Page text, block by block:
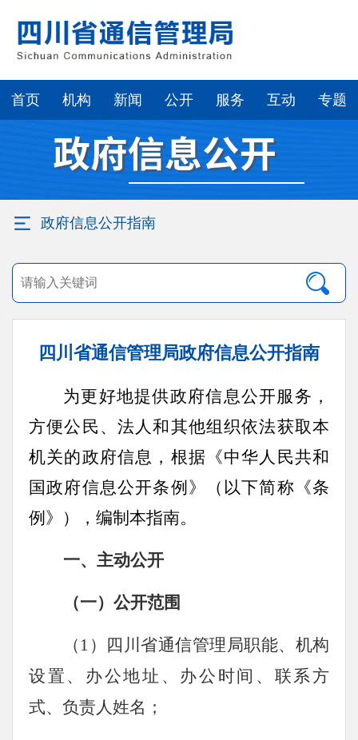
首页 机构 新闻 公开 服务 互动 专题
政府信息公开指南
四川省通信管理局政府信息公开指南
为更好地提供政府信息公开服务，
方便公民、法人和其他组织依法获取本
机关的政府信息，根据《中华人民共和
国政府信息公开条例》（以下简称《条
例》），编制本指南。
一、主动公开
（一）公开范围
（1）四川省通信管理局职能、机构
设置、办公地址、办公时间、联系方
式、负责人姓名；